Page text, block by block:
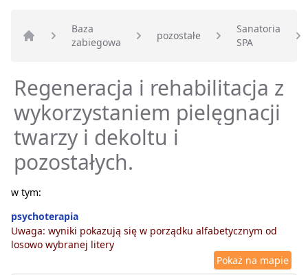
Strona główna
Baza
zabiegowa
pozostałe
Sanatoria
SPA
Regeneracja i rehabilitacja z
wykorzystaniem pielęgnacji
twarzy i dekoltu i
pozostałych.
w tym:
psychoterapia
Uwaga: wyniki pokazują się w porządku alfabetycznym od
losowo wybranej litery
Pokaż na mapie